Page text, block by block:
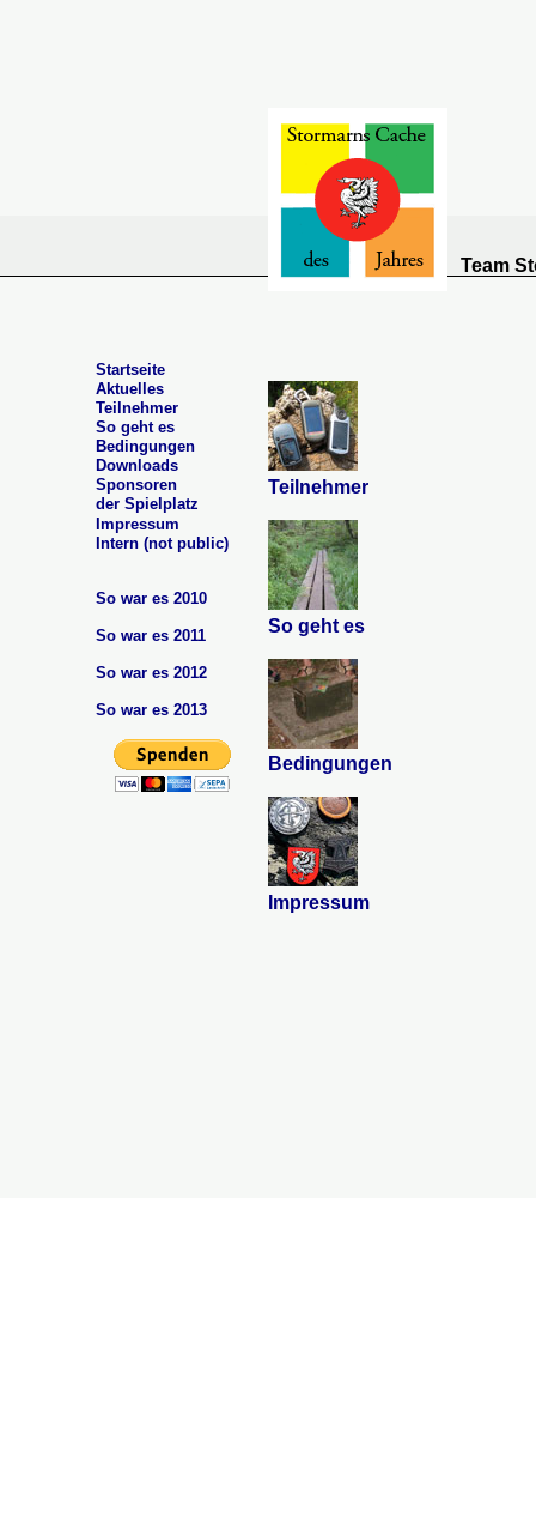
Team
Startseite
Aktuelles
Teilnehmer
So geht es
Bedingungen
Downloads
Sponsoren
der Spielplatz
Impressum
Intern (not public)
So war es 2010
So war es 2011
So war es 2012
So war es 2013
Teilnehmer
So geht es
Bedingungen
Impressum